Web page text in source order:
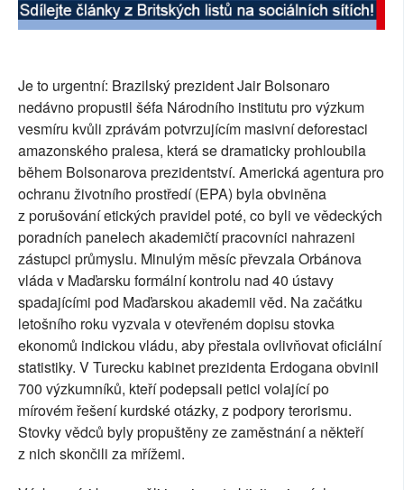
Je to urgentní: Brazilský prezident Jair Bolsonaro
nedávno propustil šéfa Národního institutu pro výzkum
vesmíru kvůli zprávám potvrzujícím masivní deforestaci
amazonského pralesa, která se dramaticky prohloubila
během Bolsonarova prezidentství. Americká agentura pro
ochranu životního prostředí (EPA) byla obviněna
z porušování etických pravidel poté, co byli ve vědeckých
poradních panelech akademičtí pracovníci nahrazeni
zástupci průmyslu. Minulým měsíc převzala Orbánova
vláda v Maďarsku formální kontrolu nad 40 ústavy
spadajícími pod Maďarskou akademii věd. Na začátku
letošního roku vyzvala v otevřeném dopisu stovka
ekonomů indickou vládu, aby přestala ovlivňovat oficiální
statistiky. V Turecku kabinet prezidenta Erdogana obvinil
700 výzkumníků, kteří podepsali petici volající po
mírovém řešení kurdské otázky, z podpory terorismu.
Stovky vědců byly propuštěny ze zaměstnání a někteří
z nich skončili za mřížemi.